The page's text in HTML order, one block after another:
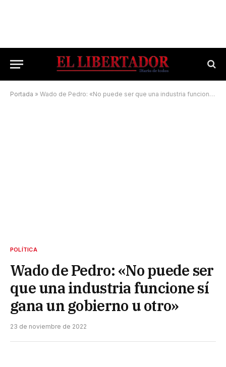
Portada » Wado de Pedro: «No puede ser que una industria funcione sí gana un gobierno u otro»
POLÍTICA
Wado de Pedro: «No puede ser
que una industria funcione sí
gana un gobierno u otro»
23 de noviembre de 2022